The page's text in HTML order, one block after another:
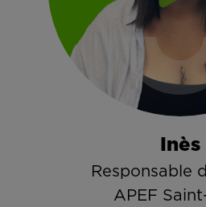
Inès
Responsable
APEF